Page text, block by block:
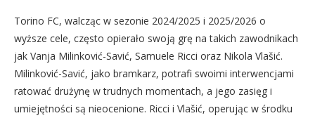
Torino FC, walcząc w sezonie 2024/2025 i 2025/2026 o
wyższe cele, często opierało swoją grę na takich zawodnikach
jak Vanja Milinković-Savić, Samuele Ricci oraz Nikola Vlašić.
Milinković-Savić, jako bramkarz, potrafi swoimi interwencjami
ratować drużynę w trudnych momentach, a jego zasięg i
umiejętności są nieocenione. Ricci i Vlašić, operując w środku